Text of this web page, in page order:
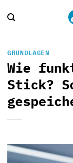
Inhalt
GRUNDLAGEN
Wie
Stick?